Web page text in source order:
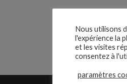
Nous utilisons
l'expérience la
et les visites
consentez à
paramètres